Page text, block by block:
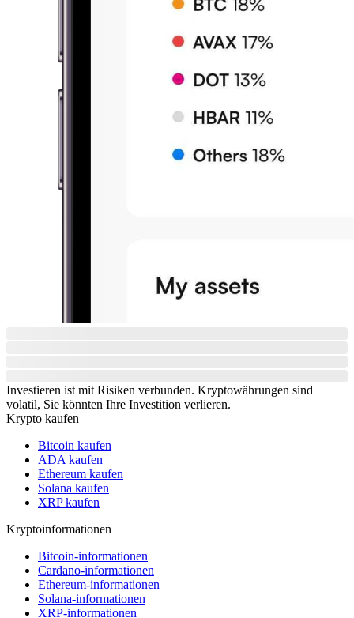
Investieren ist mit Risiken verbunden. Kryptowährungen sind
volatil, Sie könnten Ihre Investition verlieren.
Krypto kaufen
Bitcoin kaufen
ADA kaufen
Ethereum kaufen
Solana kaufen
XRP kaufen
Kryptoinformationen
Bitcoin-informationen
Cardano-informationen
Ethereum-informationen
Solana-informationen
XRP-informationen